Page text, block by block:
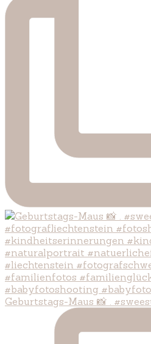
Geburtstags-Maus 📸 .